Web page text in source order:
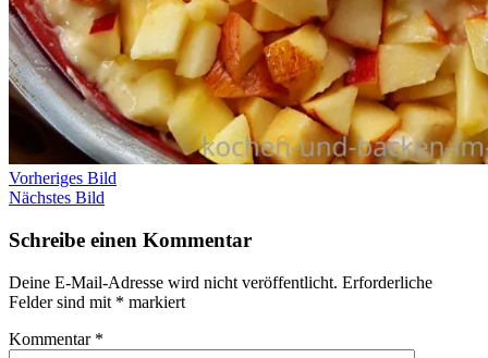
Vorheriges Bild
Nächstes Bild
Schreibe einen Kommentar
Deine E-Mail-Adresse wird nicht veröffentlicht. Erforderliche
Felder sind mit * markiert
Kommentar *